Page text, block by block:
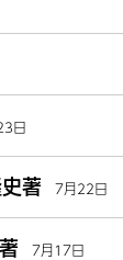
日
著 7月22日
7月17日